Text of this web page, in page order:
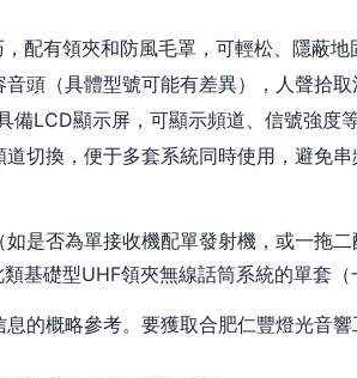
配有領夾和防風毛罩，可輕松、隱蔽
音頭（具體型號可能有差異），人聲拾
備LCD顯示屏，可顯示頻道、信號強度
道切換，便于多套系統同時使用，避免串
是否為單接收機配單發射機，或一拖
基礎型UHF領夾無線話筒系統的單套
息的概略參考。要獲取合肥仁豐燈光音